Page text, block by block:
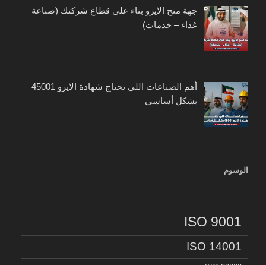
جهة منح الايزو بناء على قطاع شركتك (صناعة –
غذاء – خدمات)
أهم الصناعات اللي تحتاج شهادة الايزو 45001
بشكل أساسي
الوسوم
ISO 9001
ISO 14001